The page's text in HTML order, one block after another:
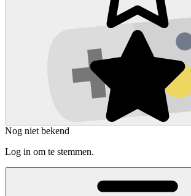
Nog niet bekend
Log in om te stemmen.